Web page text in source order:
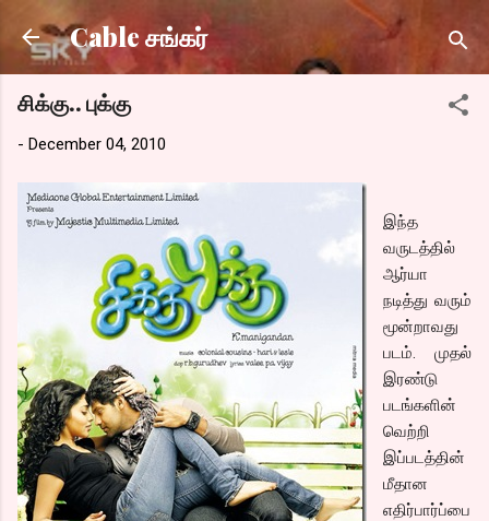
Skip to main content
Cable சங்கர்
சிக்கு.. புக்கு
- December 04, 2010
இந்த
வருடத்தில்
ஆர்யா
நடித்து வரும்
மூன்றாவது
படம். முதல்
இரண்டு
படங்களின்
வெற்றி
இப்படத்தின்
மீதான
எதிர்பார்ப்பை